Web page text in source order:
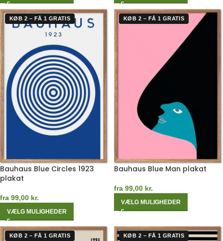
KØB 2 – FÅ 1 GRATIS
Bauhaus Blue Circles 1923
plakat
fra 99,00 kr.
VÆLG MULIGHEDER
KØB 2 – FÅ 1 GRATIS
Bauhaus Blue Man plakat
fra 99,00 kr.
VÆLG MULIGHEDER
KØB 2 – FÅ 1 GRATIS KØB 2 – FÅ 1 GRATIS